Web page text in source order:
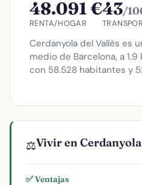
48.091 €
RENTA/HOGAR
43/
Cerdanyola del Vallès es
medio de Barcelona, a 1.9
con 58.528 habitantes y
⚖️Vivir en
✅ Ventajas